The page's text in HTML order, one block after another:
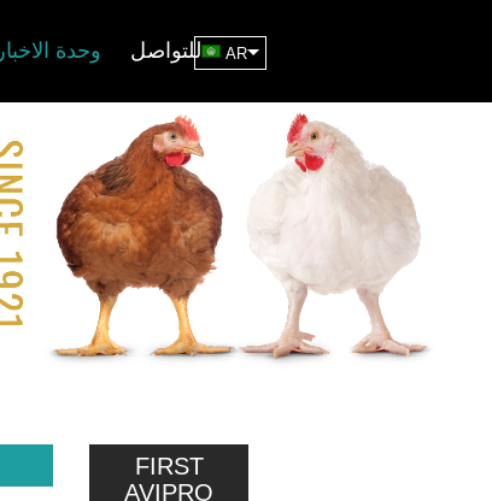
AR وحدة الاخبار للتواصل
FIRST
AVIPRO